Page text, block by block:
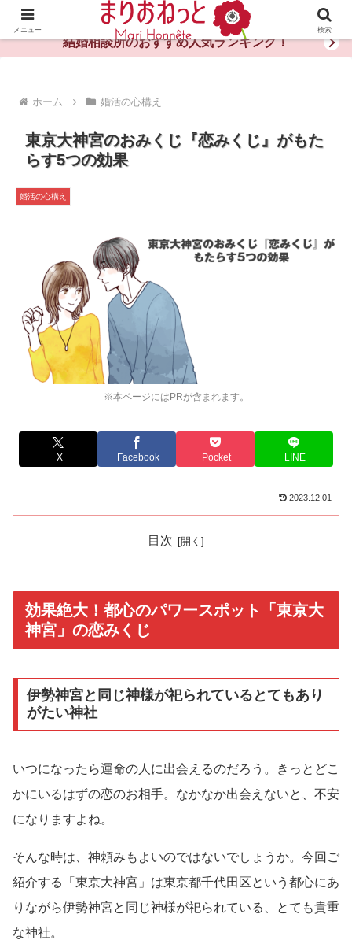
婚活や出会いの体験談・評判・秘訣がわかる情報サイト
結婚相談所のおすすめ人気ランキング！
ホーム 婚活の心構え
東京大神宮のおみくじ『恋みくじ』がもた
らす5つの効果
※本ページにはPRが含まれます。
婚活の心構え
X Facebook Pocket LINE
2023.12.01
目次
効果絶大！都心のパワースポット「東京大
神宮」の恋みくじ
伊勢神宮と同じ神様が祀られているとてもあり
がたい神社
いつになったら運命の人に出会えるのだろう。きっとどこ
かにいるはずの恋のお相手。なかなか出会えないと、不安
になりますよね。
そんな時は、神頼みもよいのではないでしょうか。今回ご
紹介する「東京大神宮」は東京都千代田区という都心にあ
りながら伊勢神宮と同じ神様が祀られている、とても貴重
な神社。
メニュー 検索